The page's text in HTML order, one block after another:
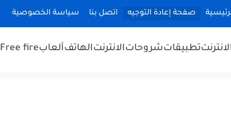
صفحة إعادة التوجيه اتصل بنا سياسة الخصوصية
تطبيقاتشروحاتالانترنتالهاتفألعابFree fire